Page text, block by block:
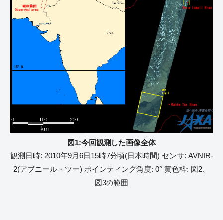
図1:今回観測した画像全体
観測日時: 2010年9月6日15時7分頃(日本時間) センサ: AVNIR-
2(アブニール・ツー) ポインティング角度: 0° 黄色枠: 図2、
図3の範囲